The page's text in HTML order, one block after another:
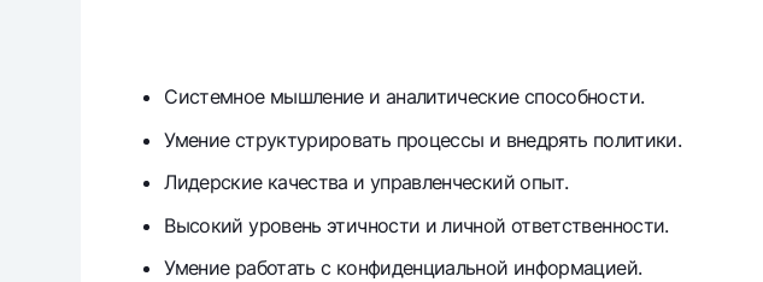
Системное мышление и аналитические способности.
Умение структурировать процессы и внедрять политики.
Лидерские качества и управленческий опыт.
Высокий уровень этичности и личной ответственности.
Умение работать с конфиденциальной информацией.